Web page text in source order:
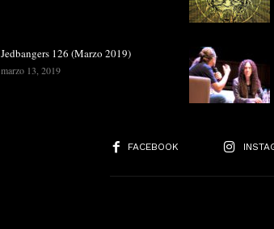
Jedbangers 126 (Marzo 2019)
marzo 13, 2019
FACEBOOK